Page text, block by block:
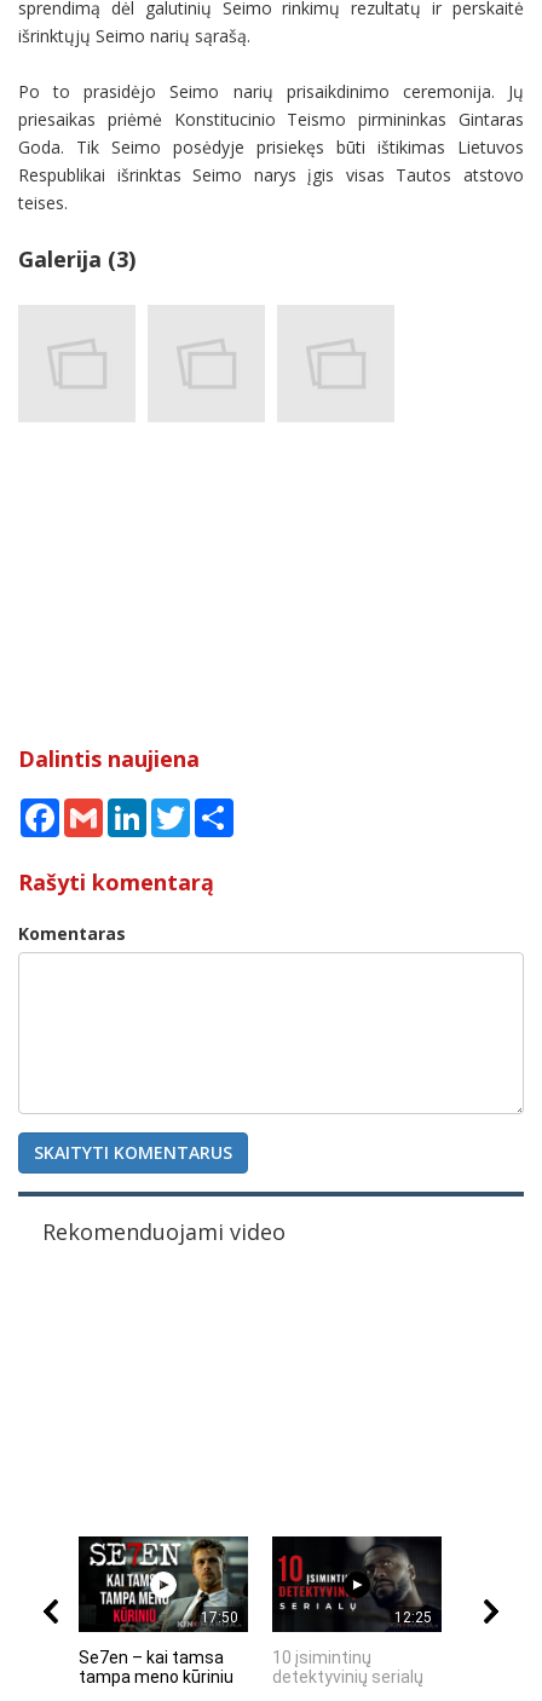
sprendimą dėl galutinių Seimo rinkimų rezultatų ir perskaitė
išrinktųjų Seimo narių sąrašą.
Po to prasidėjo Seimo narių prisaikdinimo ceremonija. Jų
priesaikas priėmė Konstitucinio Teismo pirmininkas Gintaras
Goda. Tik Seimo posėdyje prisiekęs būti ištikimas Lietuvos
Respublikai išrinktas Seimo narys įgis visas Tautos atstovo
teises.
Galerija (3)
Dalintis naujiena
FacebookGmail LinkedInTwitter
Rašyti komentarą
Komentaras
SKAITYTI KOMENTARUS
Rekomenduojami video
17:50
Se7en – kai tamsa
tampa meno kūriniu
12:25
10 įsimintinų
detektyvinių serialų